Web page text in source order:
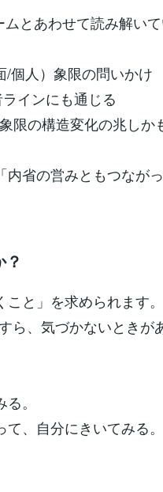
とあわせて読み解いて
個人）象限の問いかけ
インにも通じる
限の構造変化の兆しか
省の営みともつなが
と」を求められます。
ら、気づかないときが
。
、自分にきいてみる。